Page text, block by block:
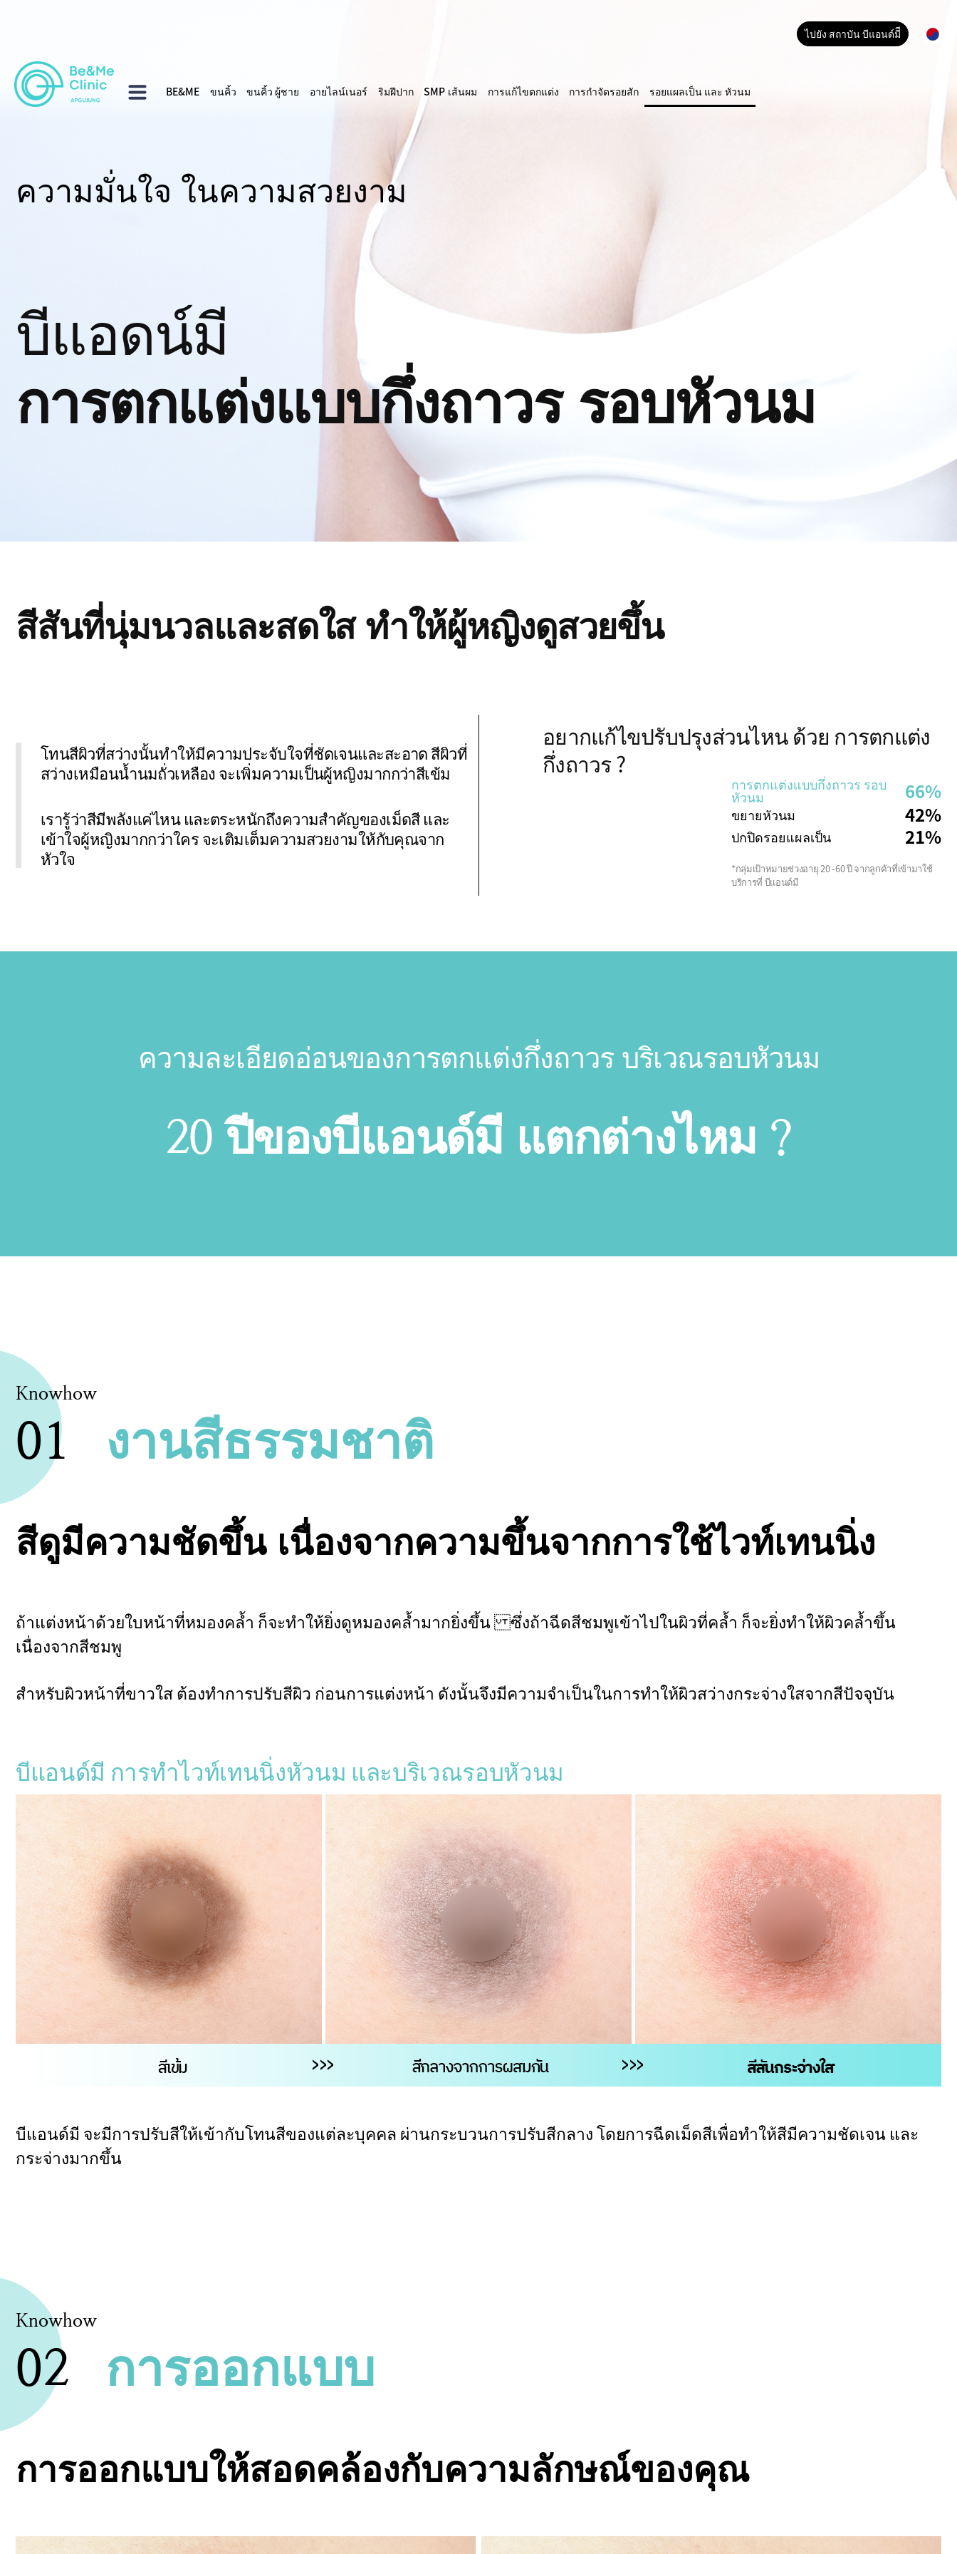
BE&ME ขนคิ้ว ขนคิ้ว ผู้ชาย อายไลน์เนอร์ ริมฝีปาก SMP เส้นผม การแก้ไขตกแต่ง การกำจัดรอยสัก รอยแผลเป็น และ หัวนม
ไปยัง สถาบัน บีแอนด์มีี
ความมั่นใจ ในความสวยงาม
บีแอดน์มี
การตกแต่งแบบกึ่งถาวร รอบหัวนม
สีสันที่นุ่มนวลและสดใส ทำให้ผู้หญิงดูสวยขึ้น
โทนสีผิวที่สว่างนั้นทำให้มีความประจับใจที่ชัดเจนและสะอาด สีผิวที่
สว่างเหมือนน้ำนมถั่วเหลือง จะเพิ่มความเป็นผู้หญิงมากกว่าสีเข้ม
เรารู้ว่าสีมีพลังแค่ไหน และตระหนักถึงความสำคัญของเม็ดสี และ
เข้าใจผู้หญิงมากกว่าใคร จะเติมเต็มความสวยงามให้กับคุณจาก
หัวใจ
อยากแก้ไขปรับปรุงส่วนไหน ด้วย การตกแต่ง
กึ่งถาวร ?
การตกแต่งแบบกึ่งถาวร รอบ
หัวนม 66%
ขยายหัวนม 42%
ปกปิดรอยแผลเป็น 21%
*กลุ่มเป้าหมายช่วงอายุ 20 -60 ปี จากลูกค้าที่เข้ามาใช้
บริการที่ บีแอนด์มี
ความละเอียดอ่อนของการตกแต่งกึ่งถาวร บริเวณรอบหัวนม
20 ปีของบีแอนด์มี แตกต่างไหม ?
Knowhow
01 งานสีธรรมชาติ
สีดูมีความชัดขึ้น เนื่องจากความขึ้นจากการใช้ไวท์เทนนิ่ง
ถ้าแต่งหน้าด้วยใบหน้าที่หมองคล้ำ ก็จะทำให้ยิ่งดูหมองคล้ำมากยิ่งขึ้น ซึ่งถ้าฉีดสีชมพูเข้าไปในผิวที่คล้ำ ก็จะยิ่งทำให้ผิวคล้ำขึ้น
เนื่องจากสีชมพู
สำหรับผิวหน้าที่ขาวใส ต้องทำการปรับสีผิว ก่อนการแต่งหน้า ดังนั้นจึงมีความจำเป็นในการทำให้ผิวสว่างกระจ่างใสจากสีปัจจุบัน
บีแอนด์มี การทำไวท์เทนนิ่งหัวนม และบริเวณรอบหัวนม
บีแอนด์มี จะมีการปรับสีให้เข้ากับโทนสีของแต่ละบุคคล ผ่านกระบวนการปรับสีกลาง โดยการฉีดเม็ดสีเพื่อทำให้สีมีความชัดเจน และ
กระจ่างมากขึ้น
Knowhow
02 การออกแบบ
การออกแบบให้สอดคล้องกับความลักษณ์ของคุณ